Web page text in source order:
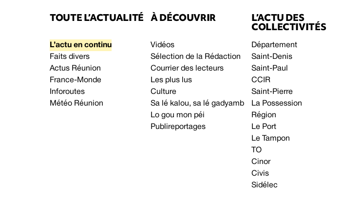
TOUTE L’ACTUALITÉ
L’actu en continu
Faits divers
Actus Réunion
France-Monde
Inforoutes
Météo Réunion
À DÉCOUVRIR
Vidéos
Sélection de la Rédaction
Courrier des lecteurs
Les plus lus
Culture
Sa lé kalou, sa lé gadyamb
Lo gou mon péi
Publireportages
L’ACTU DES
COLLECTIVITÉS
Département
Saint-Denis
Saint-Paul
CCIR
Saint-Pierre
La Possession
Région
Le Port
Le Tampon
TO
Cinor
Civis
Sidélec